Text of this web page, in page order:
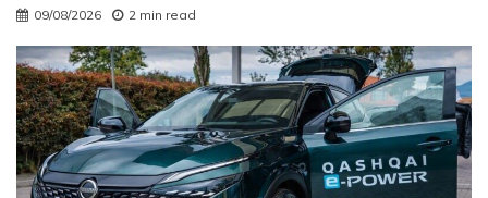
09/08/2026 2 min read